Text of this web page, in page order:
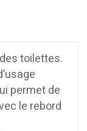
toilettes.
permet de
le rebord